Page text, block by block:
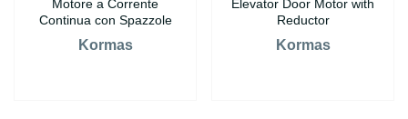
Motore a Corrente
Continua con Spazzole
Kormas
Elevator Door Motor with
Reductor
Kormas